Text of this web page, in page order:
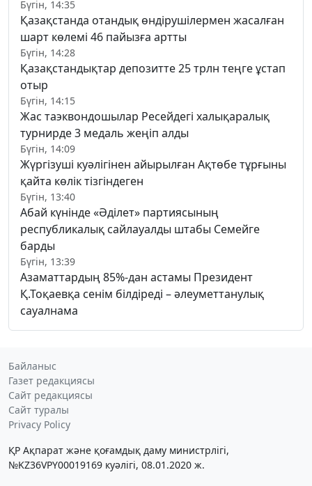
Бүгін, 14:35
Қазақстанда отандық өндірушілермен жасалған
шарт көлемі 46 пайызға артты
Бүгін, 14:28
Қазақстандықтар депозитте 25 трлн теңге ұстап
отыр
Бүгін, 14:15
Жас таэквондошылар Ресейдегі халықаралық
турнирде 3 медаль жеңіп алды
Бүгін, 14:09
Жүргізуші куәлігінен айырылған Ақтөбе тұрғыны
қайта көлік тізгіндеген
Бүгін, 13:40
Абай күнінде «Әділет» партиясының
республикалық сайлауалды штабы Семейге
барды
Бүгін, 13:39
Азаматтардың 85%-дан астамы Президент
Қ.Тоқаевқа сенім білдіреді – әлеуметтанулық
сауалнама
Байланыс
Газет редакциясы
Сайт редакциясы
Сайт туралы
Privacy Policy
ҚР Ақпарат және қоғамдық даму министрлігі,
№KZ36VPY00019169 куәлігі, 08.01.2020 ж.